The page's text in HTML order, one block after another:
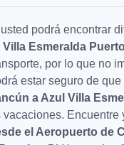
podrá encontrar
Esmeralda
por lo que no
estar seguro de
a Azul Villa
el Aeropuerto de